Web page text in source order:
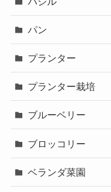
パン
プランター
プランター栽培
ブルーベリー
ブロッコリー
ベランダ菜園